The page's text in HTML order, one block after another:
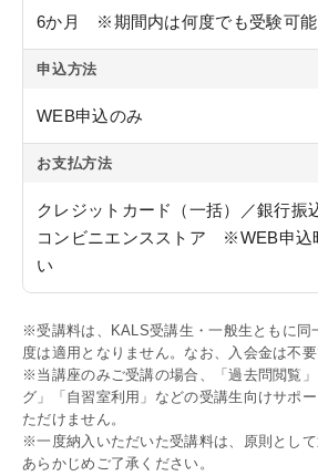
KALSメディア
よくある質問
KALSを知る
資料請求／
デジタルパンフレット
講座説明動画
講義サンプル動画
講師紹介
校舎ポータルサイト
6か月 ※期間内は何度でも受験可能
申込方法
WEB申込のみ
お支払方法
クレジットカード（一括）／銀行振
コンビニエンスストア ※WEB申込
い
※受講料は、KALS受講生・一般生ともに同
度は適用となりません。なお、入会金は不要
※当講座のみご受講の場合、「過去問閲覧
グ」「自習室利用」などの受講生向けサポ
ただけません。
※一度納入いただいた受講料は、原則として
あらかじめご了承ください。